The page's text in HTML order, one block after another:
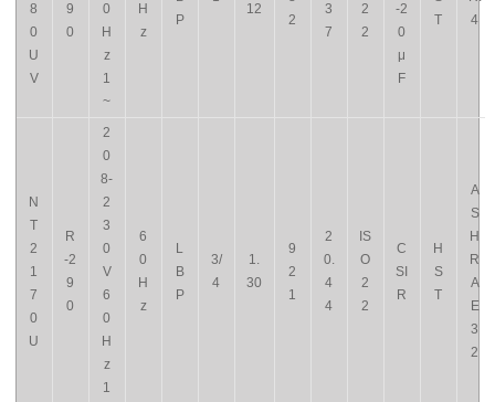
8
0
U
V
9
0
0
H
z
1
~
H
z
P
12
2
3
7
2
2
-2
0
μ
F
T
4
N
T
2
1
7
0
U
R
-2
9
0
2
0
8-
2
3
0
V
6
0
H
z
1
6
0
H
z
L
B
P
3/
4
1.
30
9
2
1
2
0.
4
4
IS
O
2
2
C
SI
R
H
S
T
A
S
H
R
A
E
3
2